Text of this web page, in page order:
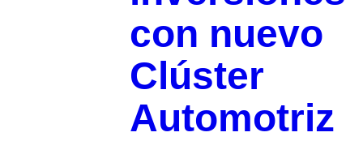
con nuevo
Clúster
Automotriz